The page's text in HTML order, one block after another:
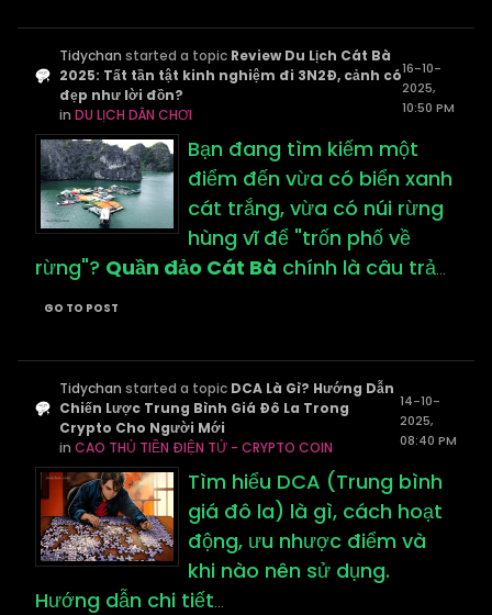
Tidychan started a topic Review Du Lịch Cát Bà
2025: Tất tần tật kinh nghiệm đi 3N2Đ, cảnh có
đẹp như lời đồn?
in DU LỊCH DÂN CHƠI
16-10-
2025,
10:50 PM
Bạn đang tìm kiếm một
điểm đến vừa có biển xanh
cát trắng, vừa có núi rừng
hùng vĩ để "trốn phố về
rừng"? Quần đảo Cát Bà chính là câu trả...
GO TO POST
Tidychan started a topic DCA Là Gì? Hướng Dẫn
Chiến Lược Trung Bình Giá Đô La Trong
Crypto Cho Người Mới
in CAO THỦ TIỀN ĐIỆN TỬ - CRYPTO COIN
14-10-
2025,
08:40 PM
Tìm hiểu DCA (Trung bình
giá đô la) là gì, cách hoạt
động, ưu nhược điểm và
khi nào nên sử dụng.
Hướng dẫn chi tiết...